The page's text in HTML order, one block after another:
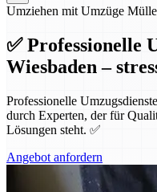
Umziehen mit Umzüge
✅ Professionelle
Wiesbaden –
Professionelle
durch Experten, der für
Lösungen steht. ✅
Angebot anfordern